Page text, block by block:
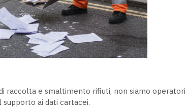
raccolta e smaltimento rifiuti, non siamo
ai dati cartacei.